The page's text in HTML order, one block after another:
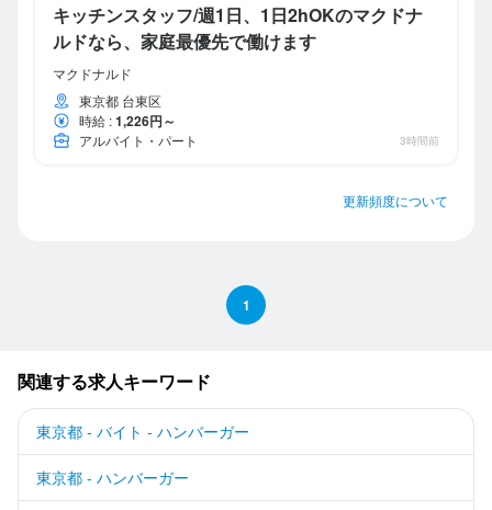
キッチンスタッフ/週1日、1日2hOKのマクドナ
ルドなら、家庭最優先で働けます
マクドナルド
東京都 台東区
時給 :1,226円～
アルバイト・パート 3時間前
更新頻度について
1
関連する求人キーワード
東京都 - バイト - ハンバーガー
東京都 - ハンバーガー